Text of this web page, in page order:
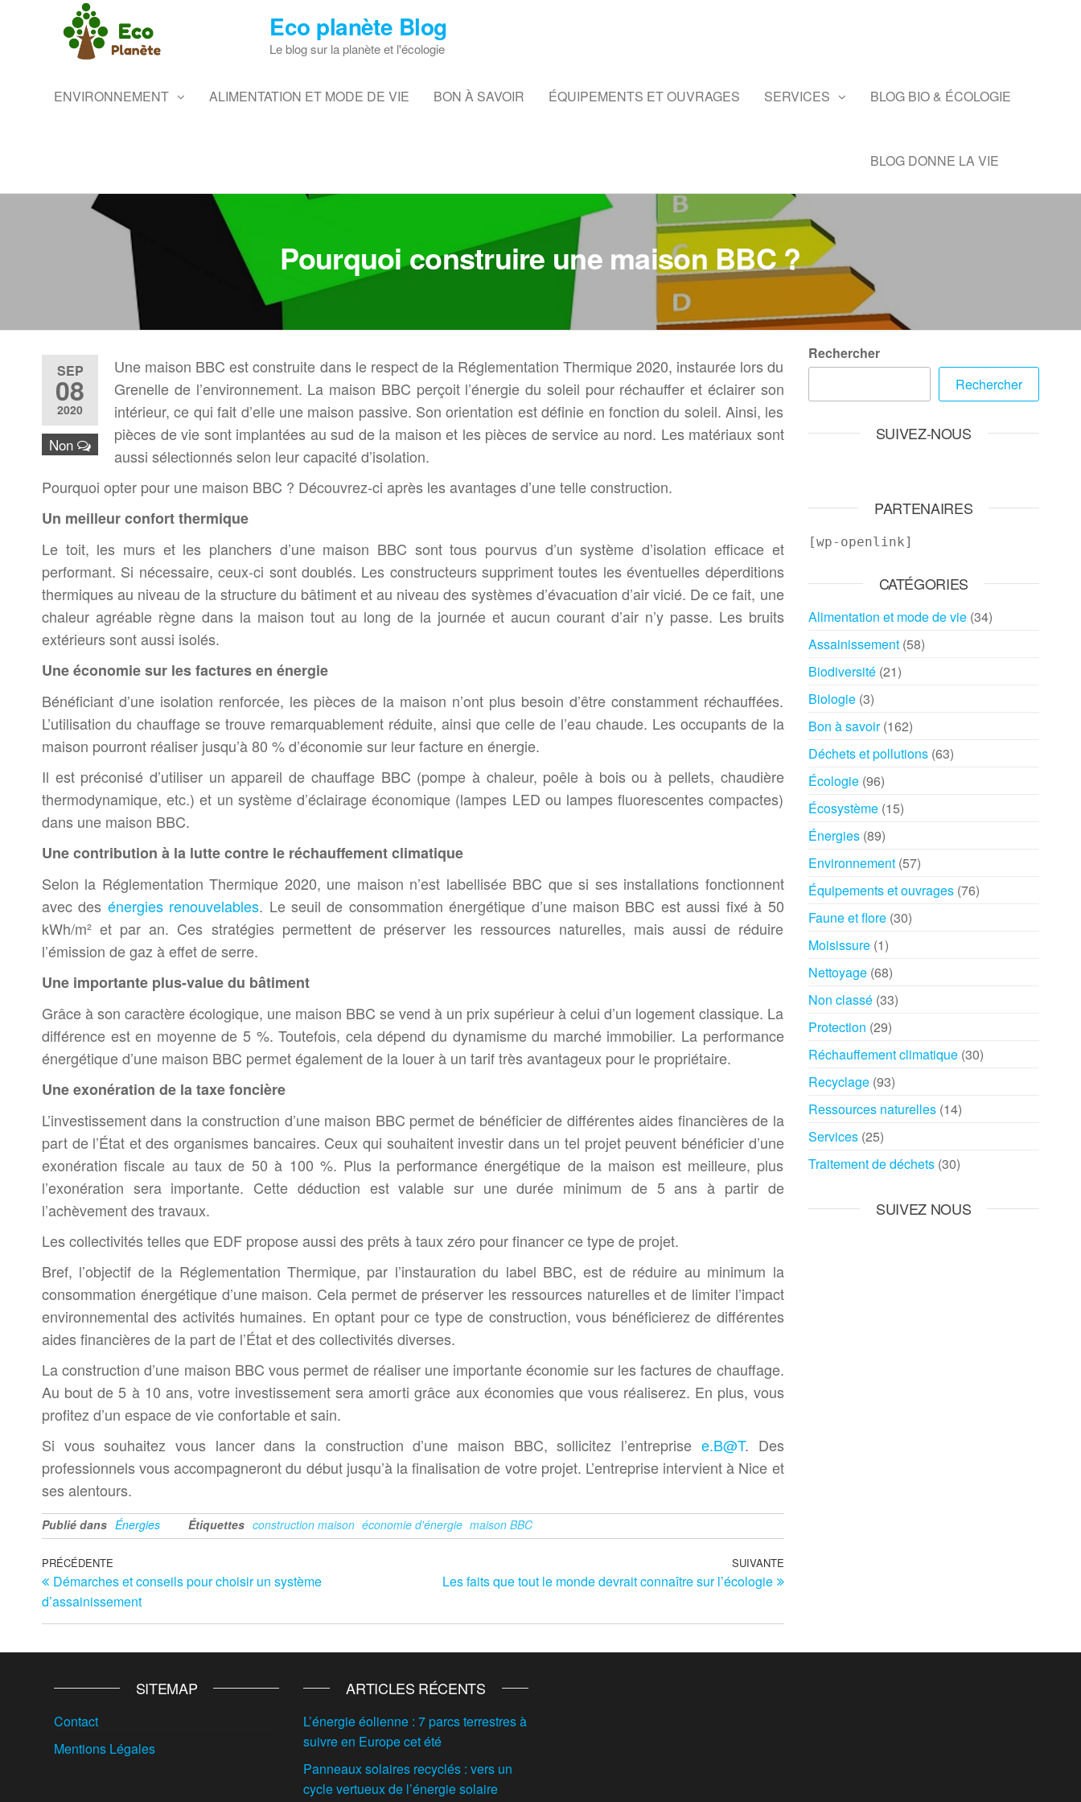
Eco planète Blog
Le blog sur la planète et l'écologie
ENVIRONNEMENT ALIMENTATION ET MODE DE VIE BON À SAVOIR ÉQUIPEMENTS ET OUVRAGES SERVICES BLOG BIO & ÉCOLOGIE
BLOG DONNE LA VIE
Pourquoi construire une maison BBC ?
SEP
08
2020
Non
Une maison BBC est construite dans le respect de la Réglementation Thermique 2020, instaurée lors du
Grenelle de l’environnement. La maison BBC perçoit l’énergie du soleil pour réchauffer et éclairer son
intérieur, ce qui fait d’elle une maison passive. Son orientation est définie en fonction du soleil. Ainsi, les
pièces de vie sont implantées au sud de la maison et les pièces de service au nord. Les matériaux sont
aussi sélectionnés selon leur capacité d’isolation.
Pourquoi opter pour une maison BBC ? Découvrez-ci après les avantages d’une telle construction.
Un meilleur confort thermique
Le toit, les murs et les planchers d’une maison BBC sont tous pourvus d’un système d’isolation efficace et
performant. Si nécessaire, ceux-ci sont doublés. Les constructeurs suppriment toutes les éventuelles déperditions
thermiques au niveau de la structure du bâtiment et au niveau des systèmes d’évacuation d’air vicié. De ce fait, une
chaleur agréable règne dans la maison tout au long de la journée et aucun courant d’air n’y passe. Les bruits
extérieurs sont aussi isolés.
Une économie sur les factures en énergie
Bénéficiant d’une isolation renforcée, les pièces de la maison n’ont plus besoin d’être constamment réchauffées.
L’utilisation du chauffage se trouve remarquablement réduite, ainsi que celle de l’eau chaude. Les occupants de la
maison pourront réaliser jusqu’à 80 % d’économie sur leur facture en énergie.
Il est préconisé d’utiliser un appareil de chauffage BBC (pompe à chaleur, poêle à bois ou à pellets, chaudière
thermodynamique, etc.) et un système d’éclairage économique (lampes LED ou lampes fluorescentes compactes)
dans une maison BBC.
Une contribution à la lutte contre le réchauffement climatique
Selon la Réglementation Thermique 2020, une maison n’est labellisée BBC que si ses installations fonctionnent
avec des énergies renouvelables. Le seuil de consommation énergétique d’une maison BBC est aussi fixé à 50
kWh/m² et par an. Ces stratégies permettent de préserver les ressources naturelles, mais aussi de réduire
l’émission de gaz à effet de serre.
Une importante plus-value du bâtiment
Grâce à son caractère écologique, une maison BBC se vend à un prix supérieur à celui d’un logement classique. La
différence est en moyenne de 5 %. Toutefois, cela dépend du dynamisme du marché immobilier. La performance
énergétique d’une maison BBC permet également de la louer à un tarif très avantageux pour le propriétaire.
Une exonération de la taxe foncière
L’investissement dans la construction d’une maison BBC permet de bénéficier de différentes aides financières de la
part de l’État et des organismes bancaires. Ceux qui souhaitent investir dans un tel projet peuvent bénéficier d’une
exonération fiscale au taux de 50 à 100 %. Plus la performance énergétique de la maison est meilleure, plus
l’exonération sera importante. Cette déduction est valable sur une durée minimum de 5 ans à partir de
l’achèvement des travaux.
Les collectivités telles que EDF propose aussi des prêts à taux zéro pour financer ce type de projet.
Bref, l’objectif de la Réglementation Thermique, par l’instauration du label BBC, est de réduire au minimum la
consommation énergétique d’une maison. Cela permet de préserver les ressources naturelles et de limiter l’impact
environnemental des activités humaines. En optant pour ce type de construction, vous bénéficierez de différentes
aides financières de la part de l’État et des collectivités diverses.
La construction d’une maison BBC vous permet de réaliser une importante économie sur les factures de chauffage.
Au bout de 5 à 10 ans, votre investissement sera amorti grâce aux économies que vous réaliserez. En plus, vous
profitez d’un espace de vie confortable et sain.
Si vous souhaitez vous lancer dans la construction d’une maison BBC, sollicitez l’entreprise e.B@T. Des
professionnels vous accompagneront du début jusqu’à la finalisation de votre projet. L’entreprise intervient à Nice et
ses alentours.
Publié dans Énergies Étiquettes construction maison économie d'énergie maison BBC
Navigation
de
l’article
Article
précédent
PRÉCÉDENTE
Démarches et conseils pour choisir un système
d’assainissement
Article
suivant
SUIVANTE
Les faits que tout le monde devrait connaître sur l’écologie
Rechercher
Rechercher
SUIVEZ-NOUS
PARTENAIRES
[wp-openlink]
CATÉGORIES
Alimentation et mode de vie(34)
Assainissement(58)
Biodiversité(21)
Biologie(3)
Bon à savoir(162)
Déchets et pollutions(63)
Écologie(96)
Écosystème(15)
Énergies(89)
Environnement(57)
Équipements et ouvrages(76)
Faune et flore(30)
Moisissure(1)
Nettoyage(68)
Non classé(33)
Protection (29)
Réchauffement climatique(30)
Recyclage(93)
Ressources naturelles(14)
Services(25)
Traitement de déchets(30)
SUIVEZ NOUS
SITEMAP
Contact
Mentions Légales
ARTICLES RÉCENTS
L’énergie éolienne : 7 parcs terrestres à
suivre en Europe cet été
Panneaux solaires recyclés : vers un
cycle vertueux de l’énergie solaire